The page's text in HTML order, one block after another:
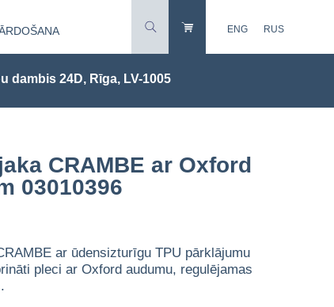
ENG RUS
dambis 24D, Rīga, LV-1005
CRAMBE ar Oxford
03010396
ar ūdensizturīgu TPU pārklājumu
pleci ar Oxford audumu, regulējamas